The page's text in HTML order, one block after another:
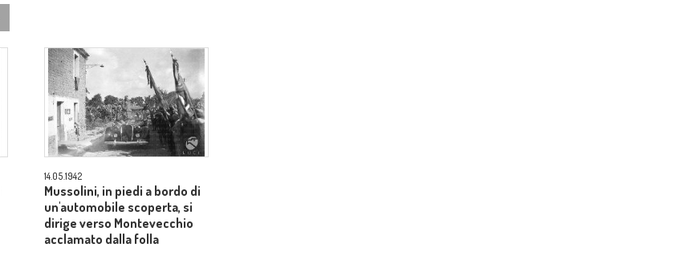
14.05.1942
Mussolini, in piedi a bordo di
un'automobile scoperta, si
dirige verso Montevecchio
acclamato dalla folla